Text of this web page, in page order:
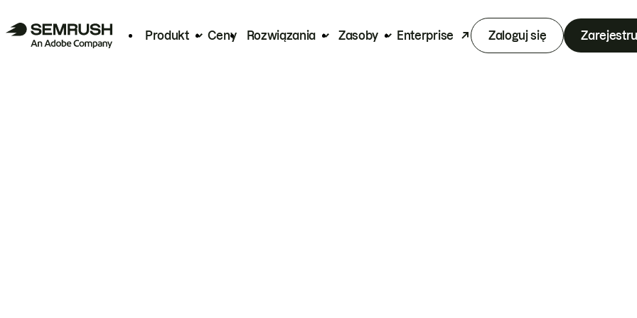
Produkt Ceny Rozwiązania Zasoby Enterprise Zaloguj się